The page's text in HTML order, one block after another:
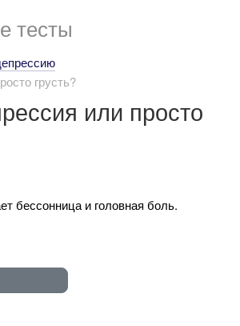
тесты
грусть?
или просто
бессонница и головная боль.